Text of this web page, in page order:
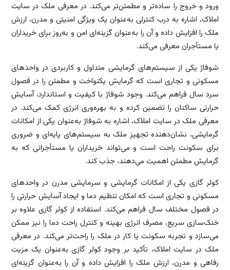
ورود و خروج را ساده‌تر و مطمئن‌تر می‌کند. در معرفی ملک در سایت
املاک، اشاره به درب کنترلی به‌عنوان یک ویژگی امنیتی و مدرن، ارزش
ملک را افزایش داده و آن را به‌عنوان گزینه‌ای امن و به‌روز برای خریداران
یا مستأجران معرفی می‌کند.
شوفاژ یکی از سیستم‌های گرمایشی متداول و کاربردی در واحدهای
مسکونی و تجاری است که گرمایش یکنواخت و مطمئن را در فصول
سرد سال فراهم می‌کند. وجود شوفاژ با کیفیت و استاندارد، آسایش
حرارتی ساکنان را تضمین کرده و به بهره‌وری انرژی کمک می‌کند. در
معرفی ملک در سایت املاک، اشاره به شوفاژ به‌عنوان یکی از امکانات
گرمایشی، نشان‌دهنده تجهیز ملک به سیستم‌های پایه‌ای و ضروری
برای سکونت راحت است و می‌تواند خریداران یا مستأجرانی که به
گرمایش مطمئن اهمیت می‌دهند، جذب کند.
کولر گازی یکی از امکانات گرمایشی و سرمایشی مدرن در واحدهای
مسکونی و تجاری است که امکان تنظیم دما و ایجاد آسایش حرارتی را
در فصول مختلف سال فراهم می‌کند. استفاده از کولر گازی علاوه بر
خنک‌سازی سریع، مصرف انرژی بهینه و کنترل راحت دما را نیز ممکن
می‌سازد و تجربه سکونت یا کار در ملک را راحت‌تر می‌کند. در معرفی
ملک در سایت املاک، تأکید بر وجود کولر گازی به‌عنوان یک مزیت
رفاهی و مدرن، ارزش ملک را افزایش داده و آن را به‌عنوان گزینه‌ای